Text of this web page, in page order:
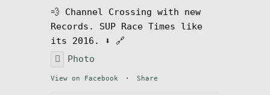
💨 Channel Crossing with new
Records. SUP Race Times like
its 2016. ⬇️ 🔗
Photo
View on Facebook · Share